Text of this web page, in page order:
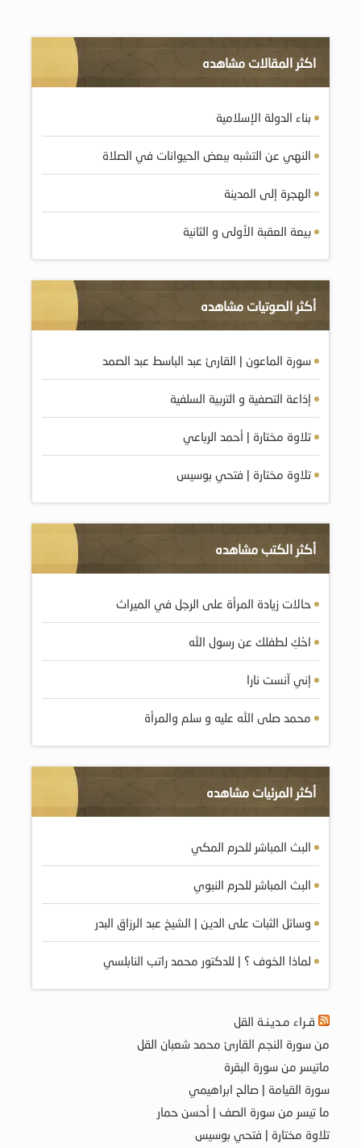
اكثر المقالات مشاهده
بناء الدولة الإسلامية
النهي عن التشبه ببعض الحيوانات في الصلاة
الهجرة إلى المدينة
بيعة العقبة الأولى و الثانية
أكثر الصوتيات مشاهده
سورة الماعون | القارئ عبد الباسط عبد الصمد
إذاعة التصفية و التربية السلفية
تلاوة مختارة | أحمد الرباعي
تلاوة مختارة | فتحي بوسيس
أكثر الكتب مشاهده
حالات زيادة المرأة على الرجل في الميراث
احْكِ لطفلك عن رسول الله
إني آنست نارا
محمد صلى الله عليه و سلم والمرأة
أكثر المرئيات مشاهده
البث المباشر للحرم المكي
البث المباشر للحرم النبوي
وسائل الثبات على الدين | الشيخ عبد الرزاق البدر
لماذا الخوف ؟ | للدكتور محمد راتب النابلسي
قـراء مـديـنـة القل
من سورة النجم القارئ محمد شعبان القل
ماتيسر من سورة البقرة
سورة القيامة | صالح ابراهيمي
ما تيسر من سورة الصف | أحسن حمار
تلاوة مختارة | فتحي بوسيس